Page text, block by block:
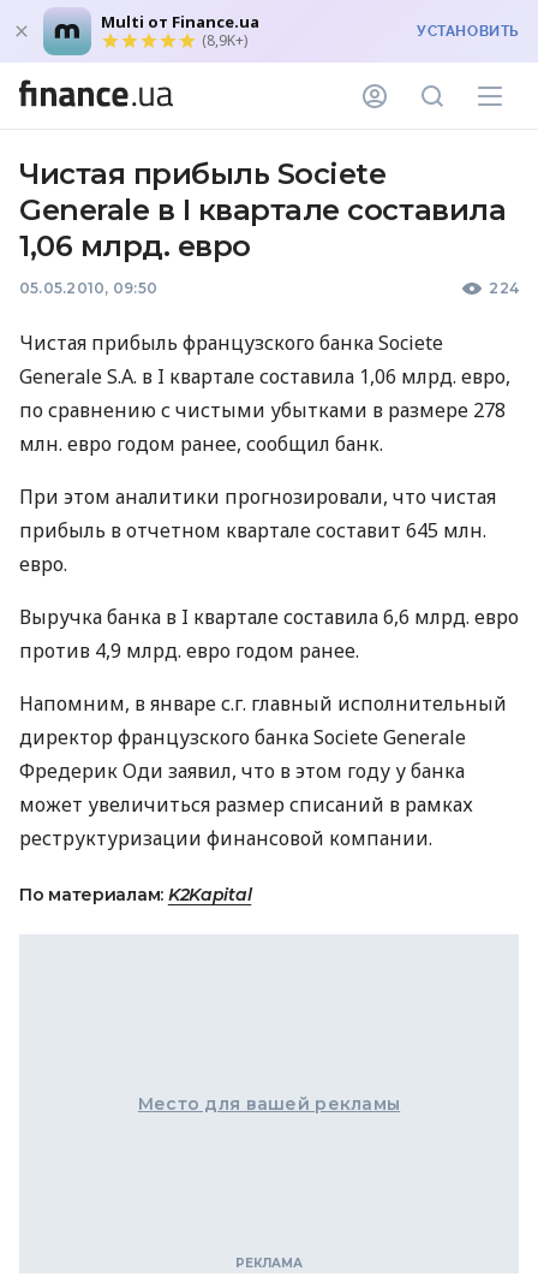
Multi от Finance.ua
(8,9K+) УСТАНОВИТЬ
Чистая прибыль Societe
Generale в I квартале составила
1,06 млрд. евро
05.05.2010, 09:50 224
Чистая прибыль французского банка Societe
Generale S.A. в I квартале составила 1,06 млрд. евро,
по сравнению с чистыми убытками в размере 278
млн. евро годом ранее, сообщил банк.
При этом аналитики прогнозировали, что чистая
прибыль в отчетном квартале составит 645 млн.
евро.
Выручка банка в I квартале составила 6,6 млрд. евро
против 4,9 млрд. евро годом ранее.
Напомним, в январе с.г. главный исполнительный
директор французского банка Societe Generale
Фредерик Оди заявил, что в этом году у банка
может увеличиться размер списаний в рамках
реструктуризации финансовой компании.
По материалам: K2Kapital
Место для вашей рекламы